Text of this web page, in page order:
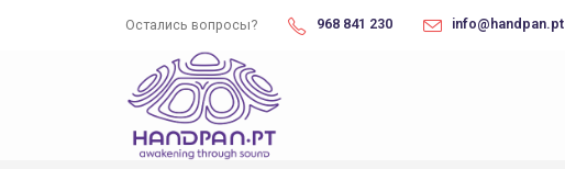
Остались вопросы? 968 841 230 info@handpan.pt